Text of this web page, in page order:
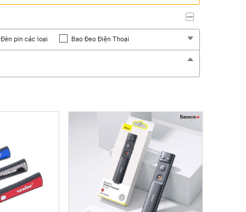
Đèn pin các loại Bao Đeo Điện Thoại